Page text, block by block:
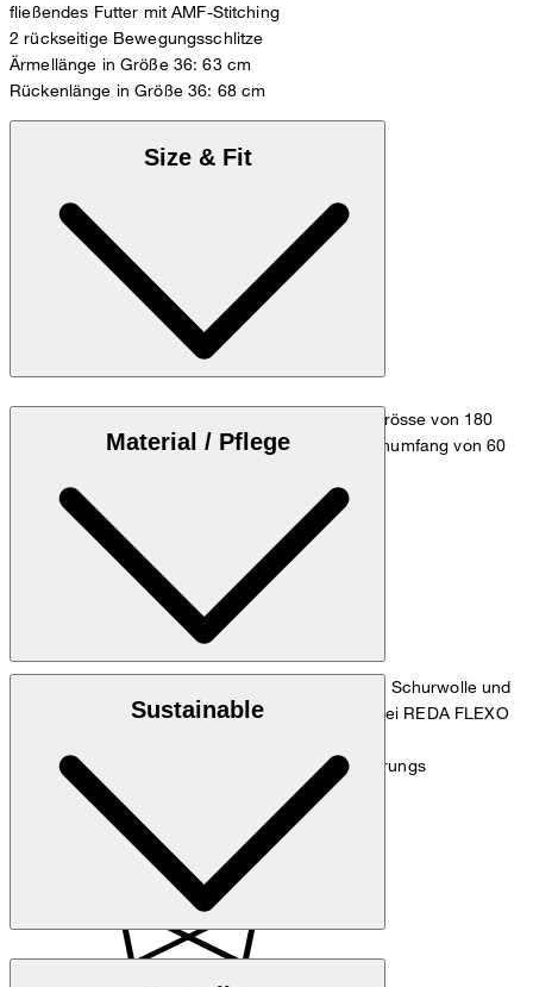
fließendes Futter mit AMF-Stitching
2 rückseitige Bewegungsschlitze
Ärmellänge in Größe 36: 63 cm
Rückenlänge in Größe 36: 68 cm
Size & Fit
Das Model trägt die Grösse 36 bei einer Körpergrösse von 180
cm, einem Brustumfang von 83 cm, einem Taillenumfang von 60
Maßtabelle
Material / Pflege
: Stretchige S110-Qualität aus 95% Schurwolle und
5% Elasthan, gefertigt in der italienischen Weberei REDA FLEXO
Hinweis : Enthält nichttextile Teile tierischen Ursprungs
Sustainable